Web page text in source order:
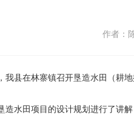
作者：
县在林寨镇召开垦造水田（耕地
水田项目的设计规划进行了讲解